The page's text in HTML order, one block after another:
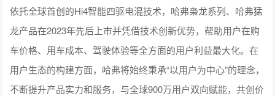
依托全球首创的Hi4智能四驱电混技术，哈弗枭龙系列、哈弗猛
龙产品在2023年先后上市并凭借技术创新优势，帮助用户在购
车价格、用车成本、驾驶体验等全方面的用户利益最大化。在
用户生态的构建方面，哈弗将始终秉承“以用户为中心”的理念，
不断提升产品实力和服务，与全球900万用户双向赋能，共创价